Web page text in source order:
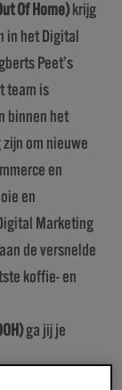
Of Home) krijg
in het Digital
Peet’s
team is
binnen het
om nieuwe
en
en
Marketing
de versnelde
koffie- en
ga jij je